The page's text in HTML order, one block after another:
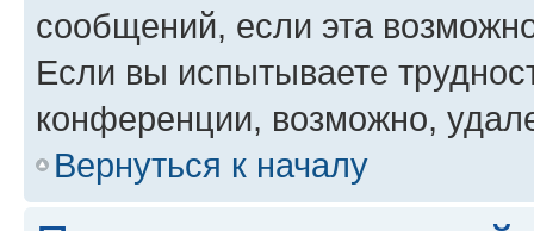
сообщений, если эта
Если вы испытываете
конференции, возможно,
Вернуться к началу